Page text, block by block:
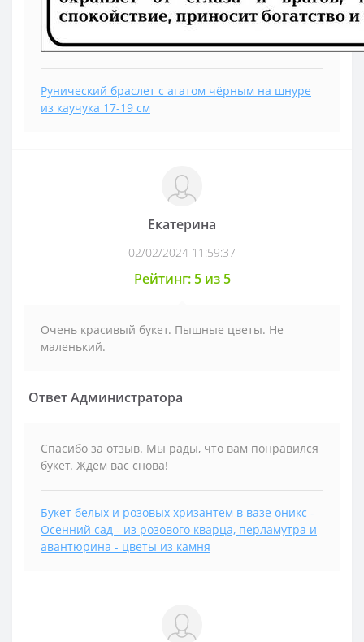
Рунический браслет с агатом чёрным на шнуре
из каучука 17-19 см
Екатерина
02/02/2024 11:59:37
Рейтинг: 5 из 5
Очень красивый букет. Пышные цветы. Не
маленький.
Ответ Администратора
Спасибо за отзыв. Мы рады, что вам понравился
букет. Ждём вас снова!
Букет белых и розовых хризантем в вазе оникс -
Осенний сад - из розового кварца, перламутра и
авантюрина - цветы из камня